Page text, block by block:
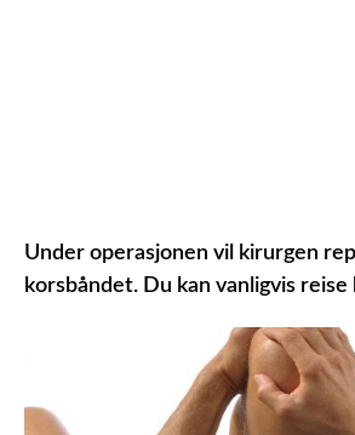
Under operasjonen vil kirurgen
korsbåndet. Du kan vanligvis reise